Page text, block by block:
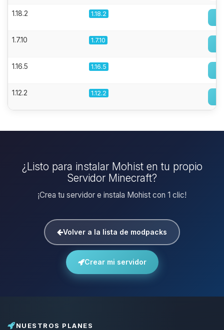
1.18.2 1.18.2
1.7.10 1.7.10
1.16.5 1.16.5
1.12.2 1.12.2
¿Listo para instalar Mohist en tu propio
Servidor Minecraft?
¡Crea tu servidor e instala Mohist con 1 clic!
Volver a la lista de modpacks
Crear mi servidor
NUESTROS PLANES